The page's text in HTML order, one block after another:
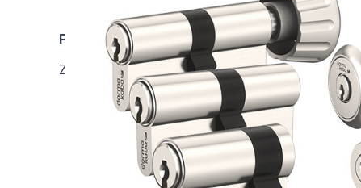
Pos. Stk. Artikel
Z1
Doppelzylinder DZ
Zylinderlänge Außen
45 mm
Zylinderlänge Innen 40 mm
N&G Funktion
beidseitig schließend
Bohrschutz
Standard Bohrschutz